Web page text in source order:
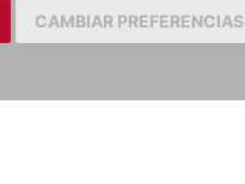
CAMBIAR PREFERENCIAS